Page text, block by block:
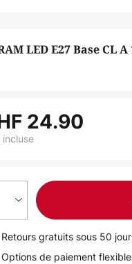
LED E27 Base CL
24.90
incluse
Retours gratuits sous 50
Options de paiement